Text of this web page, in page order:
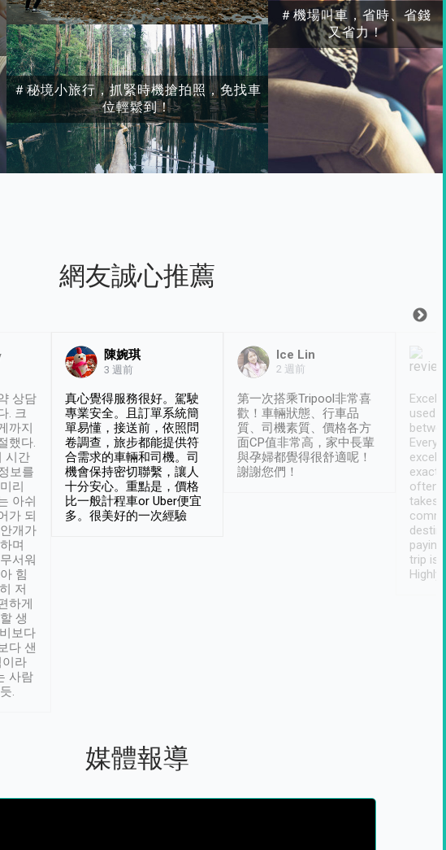
＃秘境小旅行，抓緊時機搶拍照，免找車
位輕鬆到！
＃機場叫車，省時、省錢
又省力！
網友誠心推薦
상담
. 크
까지
했다.
시간
보를
리
아쉬
가 되
개가
며
서워
힘
저
하게
생
보다
다 샌
이라
사람
.
陳婉琪
3 週前
真心覺得服務很好。駕駛
專業安全。且訂單系統簡
單易懂，接送前，依照問
卷調查，旅步都能提供符
合需求的車輛和司機。司
機會保持密切聯繫，讓人
十分安心。重點是，價格
比一般計程車or Uber便宜
多。很美好的一次經驗
Ice Lin
2 週前
第一次搭乘Tripool非常喜
歡！車輛狀態、行車品
質、司機素質、價格各方
面CP值非常高，家中長輩
與孕婦都覺得很舒適呢！
謝謝您們！
used
Every
often
takes
trip is
Highly
媒體報導